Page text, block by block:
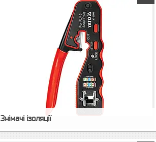
Знімачі ізоляції